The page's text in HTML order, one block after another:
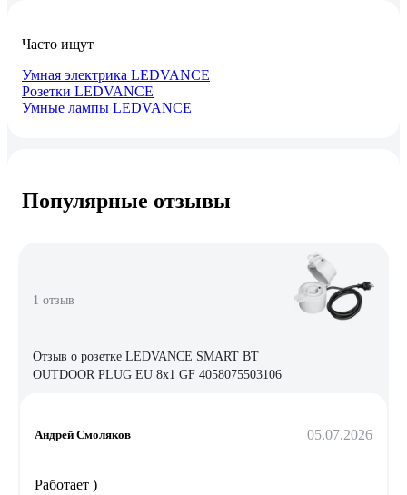
Часто ищут
Умная электрика LEDVANCE
Розетки LEDVANCE
Умные лампы LEDVANCE
Популярные отзывы
1 отзыв
Отзыв о розетке LEDVANCE SMART BT
OUTDOOR PLUG EU 8x1 GF 4058075503106
Андрей Смоляков 05.07.2026
Работает )